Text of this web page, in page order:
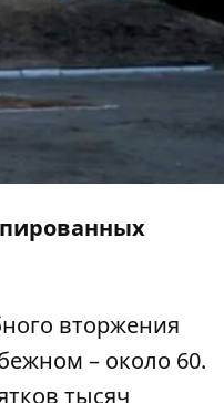
вторжения
– около 60.
тысяч